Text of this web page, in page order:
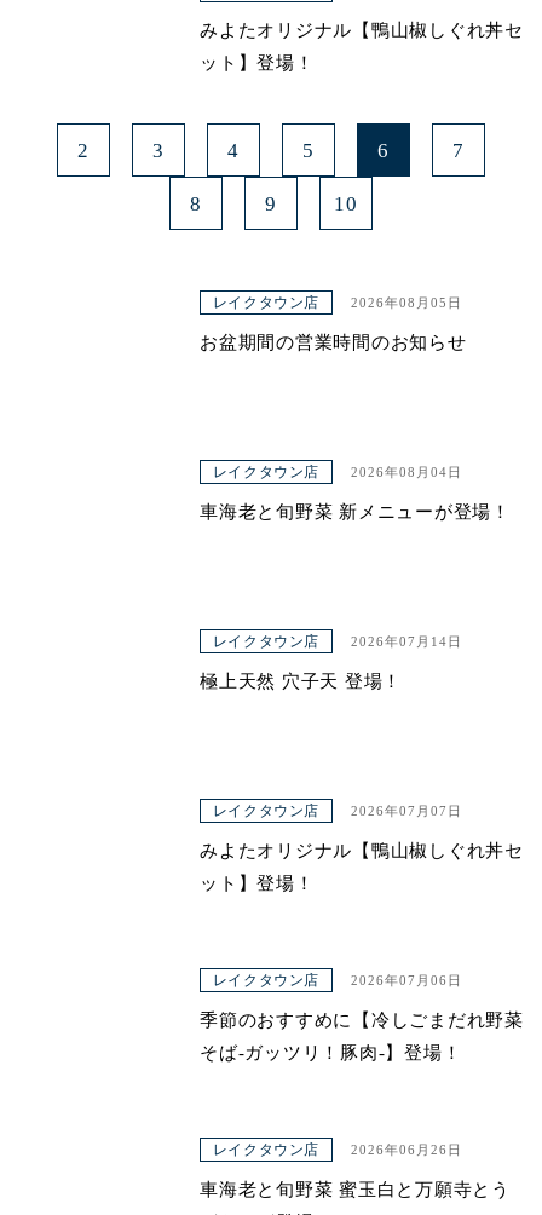
みよたオリジナル【鴨山椒しぐれ丼セ
ット】登場！
2 3 4 5 6 7
8 9 10
レイクタウン店 2026年08月05日
お盆期間の営業時間のお知らせ
レイクタウン店 2026年08月04日
車海老と旬野菜 新メニューが登場！
レイクタウン店 2026年07月14日
極上天然 穴子天 登場！
レイクタウン店 2026年07月07日
みよたオリジナル【鴨山椒しぐれ丼セ
ット】登場！
レイクタウン店 2026年07月06日
季節のおすすめに【冷しごまだれ野菜
そば-ガッツリ！豚肉-】登場！
レイクタウン店 2026年06月26日
車海老と旬野菜 蜜玉白と万願寺とう